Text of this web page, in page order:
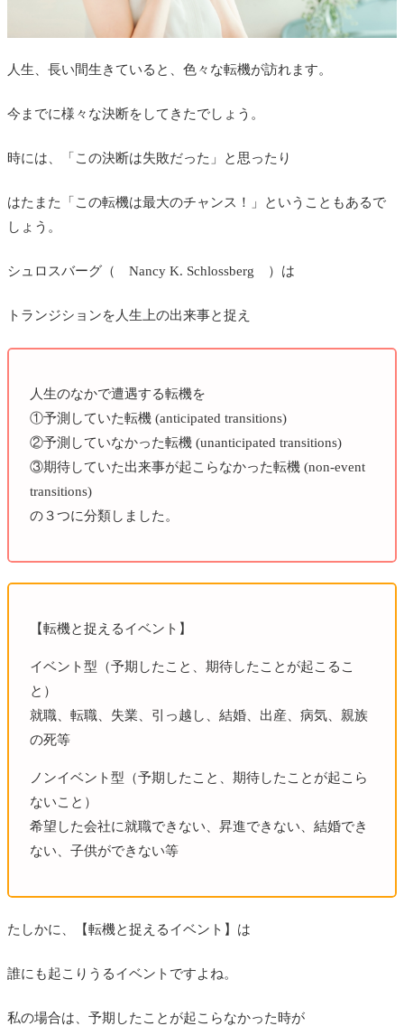
人生、長い間生きていると、色々な転機が訪れます。
今までに様々な決断をしてきたでしょう。
時には、「この決断は失敗だった」と思ったり
はたまた「この転機は最大のチャンス！」ということもあるで
しょう。
シュロスバーグ（ Nancy K. Schlossberg ）は
トランジションを人生上の出来事と捉え
人生のなかで遭遇する転機を
①予測していた転機 (anticipated transitions)
②予測していなかった転機 (unanticipated transitions)
③期待していた出来事が起こらなかった転機 (non-event
transitions)
の３つに分類しました。
【転機と捉えるイベント】
イベント型（予期したこと、期待したことが起こるこ
と）
就職、転職、失業、引っ越し、結婚、出産、病気、親族
の死等
ノンイベント型（予期したこと、期待したことが起こら
ないこと）
希望した会社に就職できない、昇進できない、結婚でき
ない、子供ができない等
たしかに、【転機と捉えるイベント】は
誰にも起こりうるイベントですよね。
私の場合は、予期したことが起こらなかった時が